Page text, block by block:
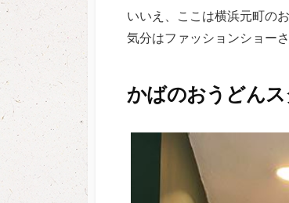
いいえ、ここは横浜元町の
気分はファッションショー
かばのおうどんス